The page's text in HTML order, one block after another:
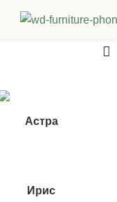
Астра
Ирис